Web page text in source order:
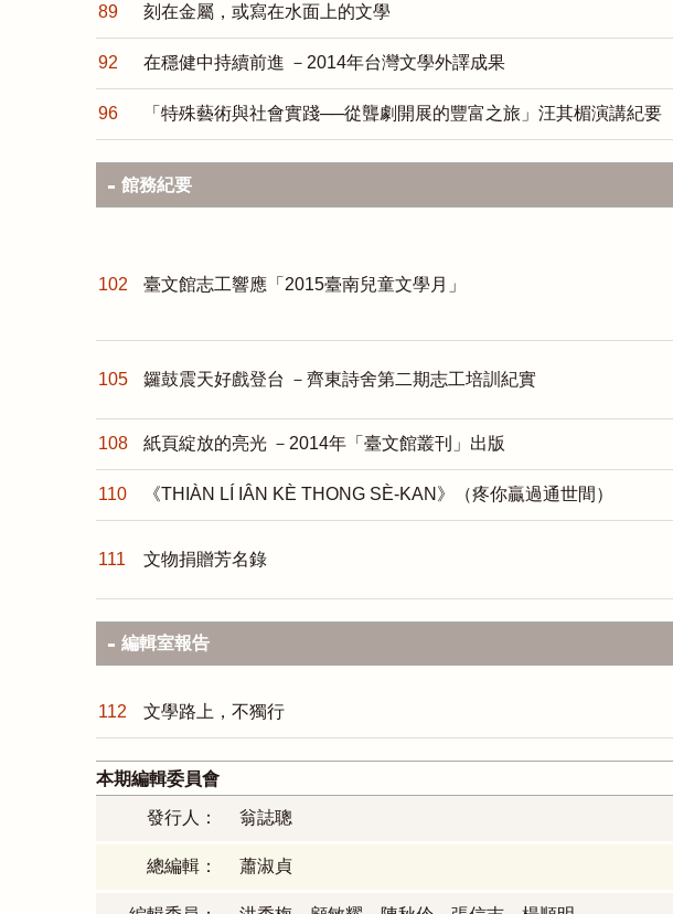
89 刻在金屬，或寫在水面上的文學
92 在穩健中持續前進 －2014年台灣文學外譯成果
96 「特殊藝術與社會實踐──從聾劇開展的豐富之旅」汪其楣演講紀要
館務紀要
102 臺文館志工響應「2015臺南兒童文學月」
105 鑼鼓震天好戲登台 －齊東詩舍第二期志工培訓紀實
108 紙頁綻放的亮光 －2014年「臺文館叢刊」出版
110 《THIÀN LÍ IÂN KÈ THONG SÈ-KAN》（疼你贏過通世間）
111 文物捐贈芳名錄
編輯室報告
112 文學路上，不獨行
本期編輯委員會
發行人： 翁誌聰
總編輯： 蕭淑貞